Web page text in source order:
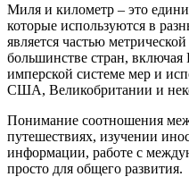
Миля и километр – это
которые используются в
является частью
большинстве стран, включая
имперской системе мер и
США, Великобритании и
Понимание соотношения
путешествиях, изучении
информации, работе с
просто для общего развития.